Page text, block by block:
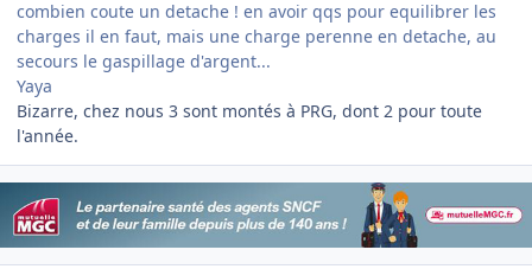
combien coute un detache ! en avoir qqs pour equilibrer les
charges il en faut, mais une charge perenne en detache, au
secours le gaspillage d'argent...
Yaya
Bizarre, chez nous 3 sont montés à PRG, dont 2 pour toute
l'année.